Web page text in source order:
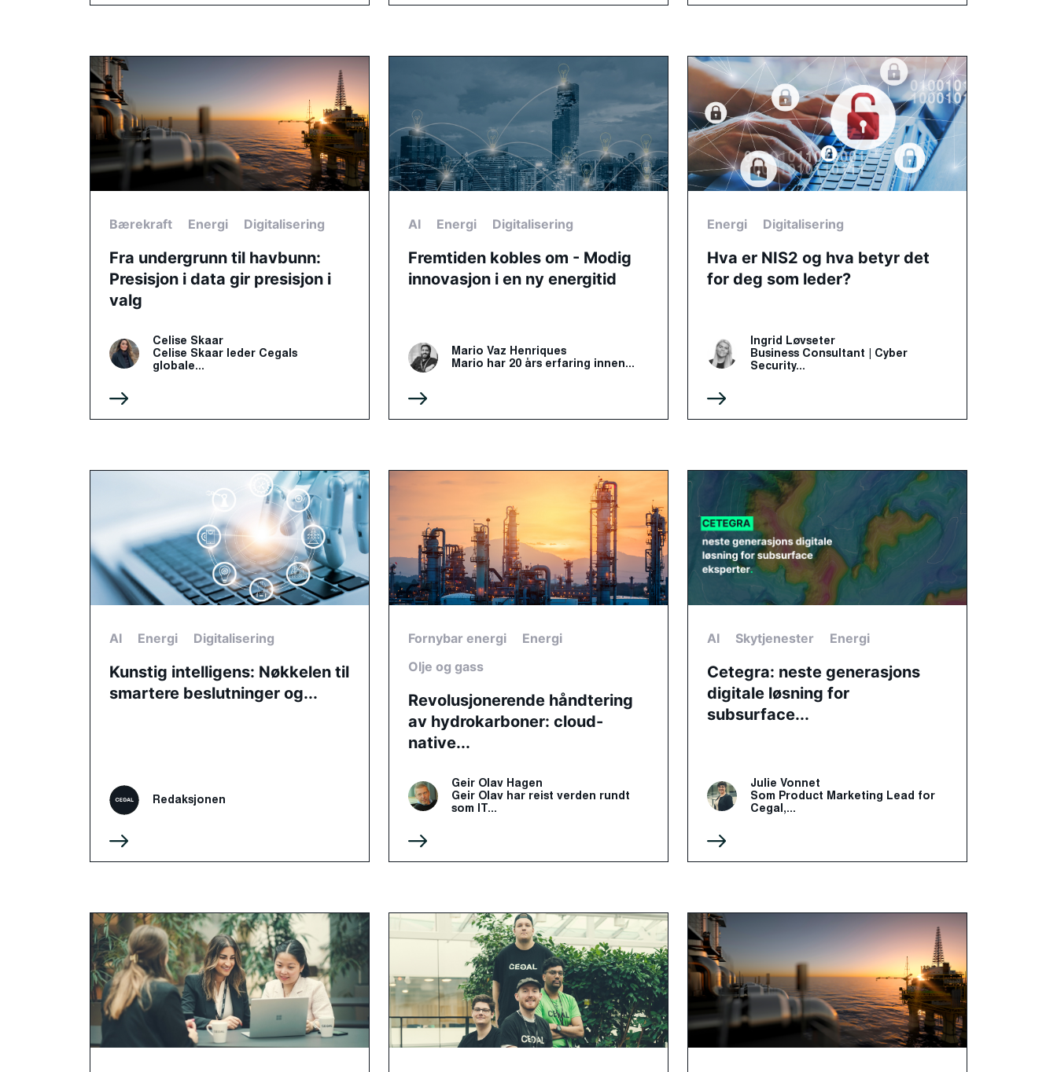
Bærekraft Energi Digitalisering
Fra undergrunn til havbunn:
Presisjon i data gir presisjon i
valg
Celise Skaar
Celise Skaar leder Cegals
globale...
AI Energi Digitalisering
Fremtiden kobles om - Modig
innovasjon i en ny energitid
Mario Vaz Henriques
Mario har 20 års erfaring innen...
Energi Digitalisering
Hva er NIS2 og hva betyr det
for deg som leder?
Ingrid Løvseter
Business Consultant | Cyber
Security...
AI Energi Digitalisering
Kunstig intelligens: Nøkkelen til
smartere beslutninger og...
Redaksjonen
Fornybar energi
Energi
Olje og gass
Revolusjonerende håndtering
av hydrokarboner: cloud-
native...
Geir Olav Hagen
Geir Olav har reist verden rundt
som IT...
AI Skytjenester Energi
Cetegra: neste generasjons
digitale løsning for
subsurface...
Julie Vonnet
Som Product Marketing Lead for
Cegal,...